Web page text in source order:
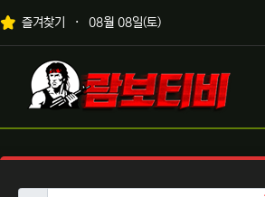
상단 네비
즐겨찾기 08월 08일(토)
메인 메뉴
로고